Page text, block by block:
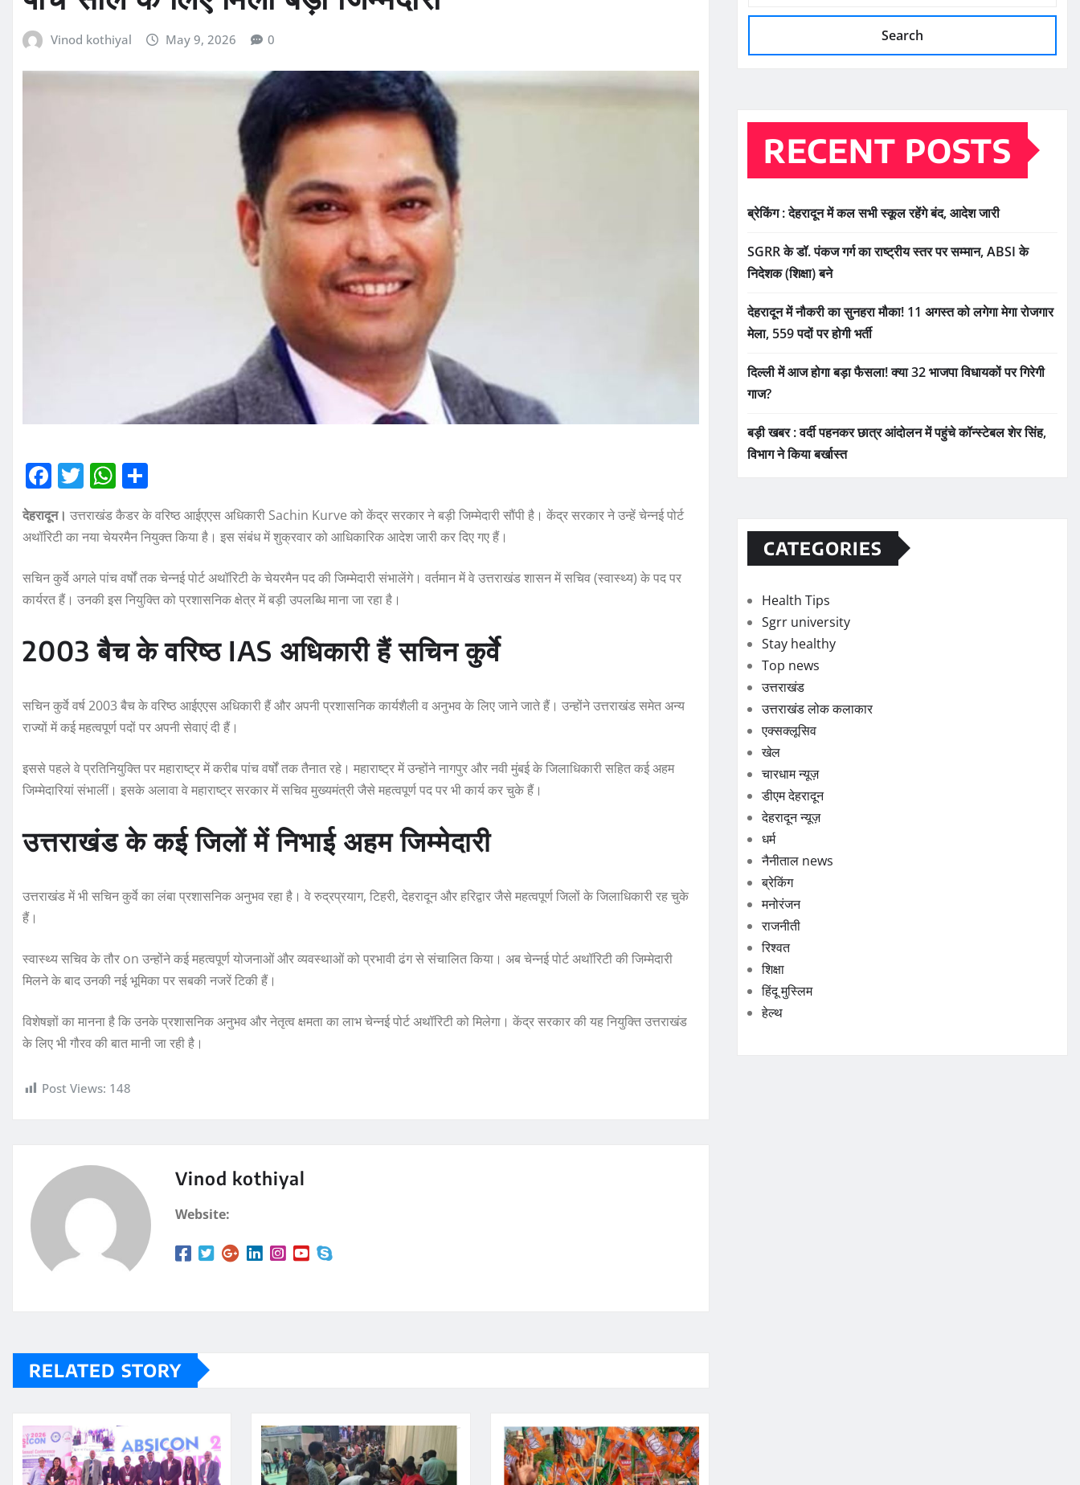
Vinod kothiyal May 9, 2026 0
F
c
e
b
o
k
T
w
it
te
r
W
h
at
s
A
p
h
a
re
देहरादून। उत्तराखंड कैडर के वरिष्ठ आईएएस अधिकारी Sachin Kurve को केंद्र सरकार ने बड़ी जिम्मेदारी सौंपी है। केंद्र सरकार ने उन्हें चेन्नई पोर्ट
अथॉरिटी का नया चेयरमैन नियुक्त किया है। इस संबंध में शुक्रवार को आधिकारिक आदेश जारी कर दिए गए हैं।
सचिन कुर्वे अगले पांच वर्षों तक चेन्नई पोर्ट अथॉरिटी के चेयरमैन पद की जिम्मेदारी संभालेंगे। वर्तमान में वे उत्तराखंड शासन में सचिव (स्वास्थ्य) के पद पर
कार्यरत हैं। उनकी इस नियुक्ति को प्रशासनिक क्षेत्र में बड़ी उपलब्धि माना जा रहा है।
2003 बैच के वरिष्ठ IAS अधिकारी हैं सचिन कुर्वे
सचिन कुर्वे वर्ष 2003 बैच के वरिष्ठ आईएएस अधिकारी हैं और अपनी प्रशासनिक कार्यशैली व अनुभव के लिए जाने जाते हैं। उन्होंने उत्तराखंड समेत अन्य
राज्यों में कई महत्वपूर्ण पदों पर अपनी सेवाएं दी हैं।
इससे पहले वे प्रतिनियुक्ति पर महाराष्ट्र में करीब पांच वर्षों तक तैनात रहे। महाराष्ट्र में उन्होंने नागपुर और नवी मुंबई के जिलाधिकारी सहित कई अहम
जिम्मेदारियां संभालीं। इसके अलावा वे महाराष्ट्र सरकार में सचिव मुख्यमंत्री जैसे महत्वपूर्ण पद पर भी कार्य कर चुके हैं।
उत्तराखंड के कई जिलों में निभाई अहम जिम्मेदारी
उत्तराखंड में भी सचिन कुर्वे का लंबा प्रशासनिक अनुभव रहा है। वे रुद्रप्रयाग, टिहरी, देहरादून और हरिद्वार जैसे महत्वपूर्ण जिलों के जिलाधिकारी रह चुके
हैं।
स्वास्थ्य सचिव के तौर on उन्होंने कई महत्वपूर्ण योजनाओं और व्यवस्थाओं को प्रभावी ढंग से संचालित किया। अब चेन्नई पोर्ट अथॉरिटी की जिम्मेदारी
मिलने के बाद उनकी नई भूमिका पर सबकी नजरें टिकी हैं।
विशेषज्ञों का मानना है कि उनके प्रशासनिक अनुभव और नेतृत्व क्षमता का लाभ चेन्नई पोर्ट अथॉरिटी को मिलेगा। केंद्र सरकार की यह नियुक्ति उत्तराखंड
के लिए भी गौरव की बात मानी जा रही है।
Post Views: 148
Vinod kothiyal
Website:
RELATED STORY
Search
RECENT POSTS
ब्रेकिंग : देहरादून में कल सभी स्कूल रहेंगे बंद, आदेश जारी
SGRR के डॉ. पंकज गर्ग का राष्ट्रीय स्तर पर सम्मान, ABSI के
निदेशक (शिक्षा) बने
देहरादून में नौकरी का सुनहरा मौका! 11 अगस्त को लगेगा मेगा रोजगार
मेला, 559 पदों पर होगी भर्ती
दिल्ली में आज होगा बड़ा फैसला! क्या 32 भाजपा विधायकों पर गिरेगी
गाज?
बड़ी खबर : वर्दी पहनकर छात्र आंदोलन में पहुंचे कॉन्स्टेबल शेर सिंह,
विभाग ने किया बर्खास्त
CATEGORIES
Health Tips
Sgrr university
Stay healthy
Top news
उत्तराखंड
उत्तराखंड लोक कलाकार
एक्सक्लूसिव
खेल
चारधाम न्यूज़
डीएम देहरादून
देहरादून न्यूज़
धर्म
नैनीताल news
ब्रेकिंग
मनोरंजन
राजनीती
रिश्वत
शिक्षा
हिंदू मुस्लिम
हेल्थ